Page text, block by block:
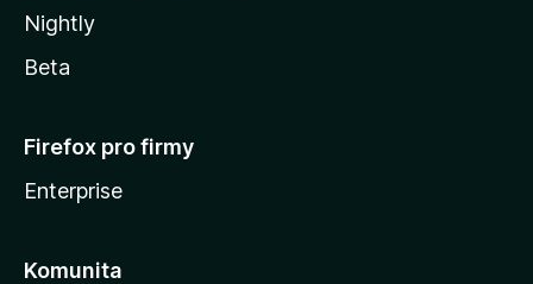
Nightly
Beta
Firefox pro firmy
Enterprise
Komunita